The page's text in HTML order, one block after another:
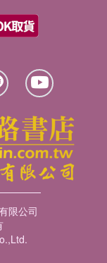
限公司